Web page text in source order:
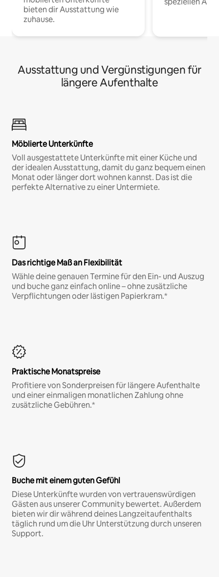
bieten dir Ausstattung wie
zuhause.
Ausstattung und Vergünstigungen für
längere Aufenthalte
Möblierte Unterkünfte
Voll ausgestattete Unterkünfte mit einer Küche und
der idealen Ausstattung, damit du ganz bequem einen
Monat oder länger dort wohnen kannst. Das ist die
perfekte Alternative zu einer Untermiete.
Das richtige Maß an Flexibilität
Wähle deine genauen Termine für den Ein- und Auszug
und buche ganz einfach online – ohne zusätzliche
Verpflichtungen oder lästigen Papierkram.*
Praktische Monatspreise
Profitiere von Sonderpreisen für längere Aufenthalte
und einer einmaligen monatlichen Zahlung ohne
zusätzliche Gebühren.*
Buche mit einem guten Gefühl
Diese Unterkünfte wurden von vertrauenswürdigen
Gästen aus unserer Community bewertet. Außerdem
bieten wir dir während deines Langzeitaufenthalts
täglich rund um die Uhr Unterstützung durch unseren
Support.